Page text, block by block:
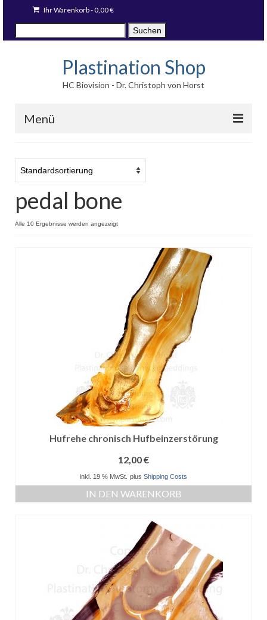
Ihr Warenkorb-0,00€
nach:
Suchen
Plastination Shop
HC Biovision - Dr. Christoph von Horst
Menü
Fotodrucke
Stücke auf Lager
Blog
pedal bone
Alle 10 Ergebnisse werden angezeigt
Hufrehe chronisch Hufbeinzerstörung
12,00€
inkl. 19 % MwSt. plus Shipping Costs
IN DEN WARENKORB